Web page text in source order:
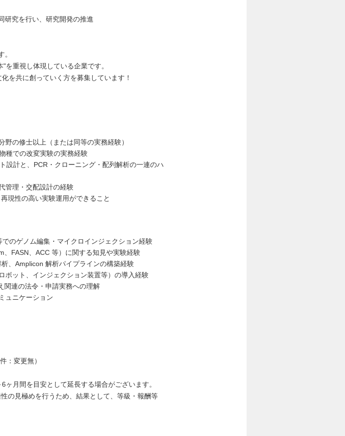
研究を行い、研究開発の推進
を重視し体現している企業です。
を共に創っていく方を募集しています！
の修士以上（または同等の実務経験）
種での改変実験の実務経験
設計と、PCR・クローニング・配列解析の一連のハ
管理・交配設計の経験
現性の高い実験運用ができること
のゲノム編集・マイクロインジェクション経験
FASN、ACC 等）に関する知見や実験経験
、Amplicon 解析パイプラインの構築経験
ボット、インジェクション装置等）の導入経験
関連の法令・申請実務への理解
ュニケーション
：変更無）
月間を目安として延長する場合がございます。
の見極めを行うため、結果として、等級・報酬等